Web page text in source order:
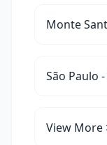
Monte
São Paulo
View More